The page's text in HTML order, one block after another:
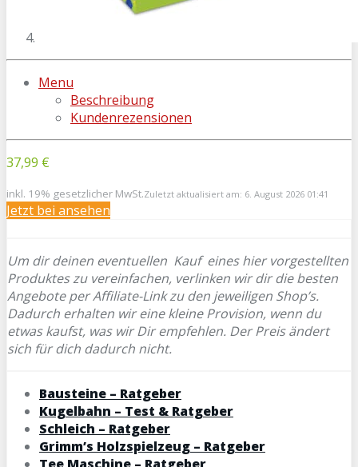
Menu
Beschreibung
Kundenrezensionen
37,99 €
inkl. 19% gesetzlicher MwSt.Zuletzt aktualisiert am: 6. August 2026 01:41
Jetzt bei ansehen
Um dir deinen eventuellen Kauf eines hier vorgestellten
Produktes zu vereinfachen, verlinken wir dir die besten
Angebote per Affiliate-Link zu den jeweiligen Shop’s.
Dadurch erhalten wir eine kleine Provision, wenn du
etwas kaufst, was wir Dir empfehlen. Der Preis ändert
sich für dich dadurch nicht.
Bausteine – Ratgeber
Kugelbahn – Test & Ratgeber
Schleich – Ratgeber
Grimm’s Holzspielzeug – Ratgeber